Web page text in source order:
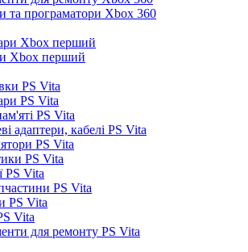
та програматори Xbox 360
Xbox перший
Xbox перший
PS Vita
PS Vita
PS Vita
адаптери, кабелі PS Vita
PS Vita
PS Vita
PS Vita
PS Vita
PS Vita
Vita
для ремонту PS Vita